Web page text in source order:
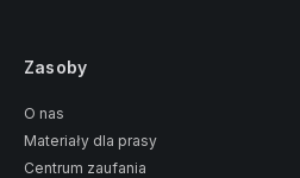
Zasoby
O nas
Materiały dla prasy
Centrum zaufania